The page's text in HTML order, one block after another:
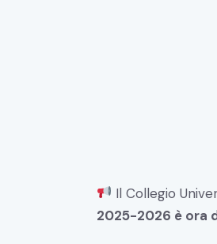
Il Collegio
2025-2026 è ora